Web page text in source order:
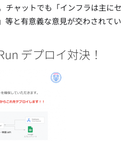
チャットでも「インフラは主にセ
等と有意義な意見が交わされてい
デプロイ対決！